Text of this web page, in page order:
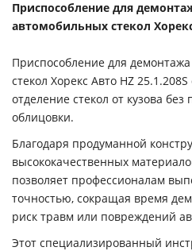
Приспособление для
автомобильных стекол
Приспособление для
стекол Хорекс Авто HZ
отделение стекол от кузова
облицовки.
Благодаря продуманной
высококачественных
позволяет профессионалам
точностью, сокращая время
риск травм или повреждений
Этот специализированный